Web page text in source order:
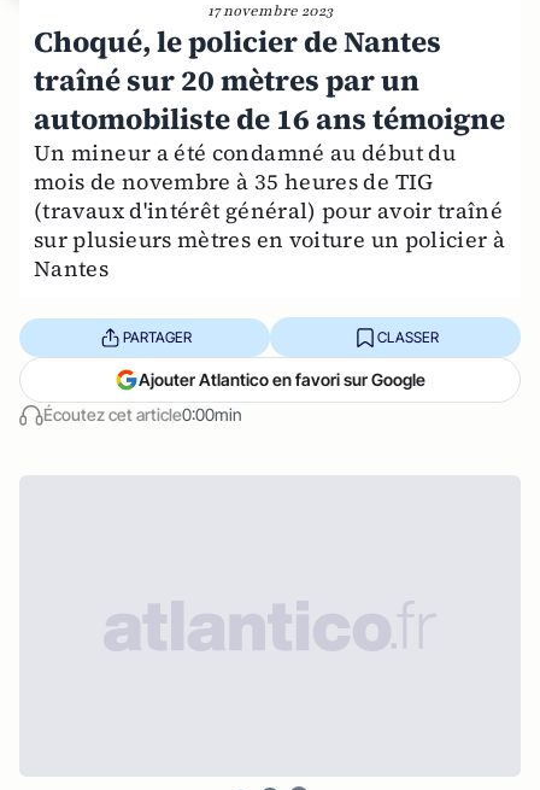
17 novembre 2023
Choqué, le policier de Nantes
traîné sur 20 mètres par un
automobiliste de 16 ans témoigne
Un mineur a été condamné au début du
mois de novembre à 35 heures de TIG
(travaux d'intérêt général) pour avoir traîné
sur plusieurs mètres en voiture un policier à
Nantes
Écoutez cet article0:00min
PARTAGER CLASSER
Ajouter Atlantico en favori sur Google